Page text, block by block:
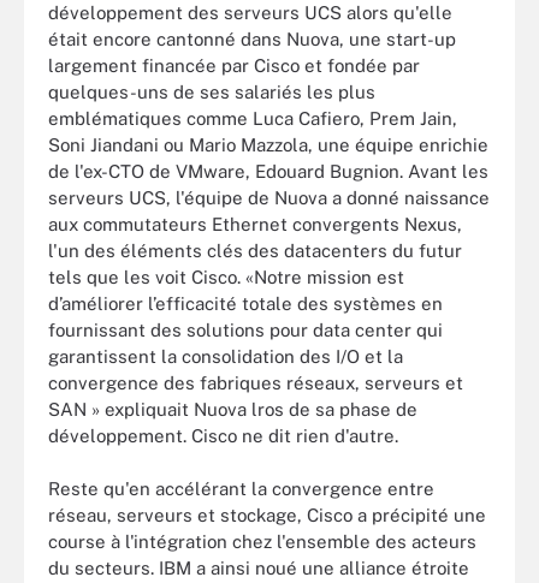
développement des serveurs UCS alors qu'elle
était encore cantonné dans Nuova, une start-up
largement financée par Cisco et fondée par
quelques-uns de ses salariés les plus
emblématiques comme Luca Cafiero, Prem Jain,
Soni Jiandani ou Mario Mazzola, une équipe enrichie
de l'ex-CTO de VMware, Edouard Bugnion. Avant les
serveurs UCS, l'équipe de Nuova a donné naissance
aux commutateurs Ethernet convergents Nexus,
l'un des éléments clés des datacenters du futur
tels que les voit Cisco. «Notre mission est
d’améliorer l’efficacité totale des systèmes en
fournissant des solutions pour data center qui
garantissent la consolidation des I/O et la
convergence des fabriques réseaux, serveurs et
SAN » expliquait Nuova lros de sa phase de
développement. Cisco ne dit rien d'autre.
Reste qu'en accélérant la convergence entre
réseau, serveurs et stockage, Cisco a précipité une
course à l'intégration chez l'ensemble des acteurs
du secteurs. IBM a ainsi noué une alliance étroite